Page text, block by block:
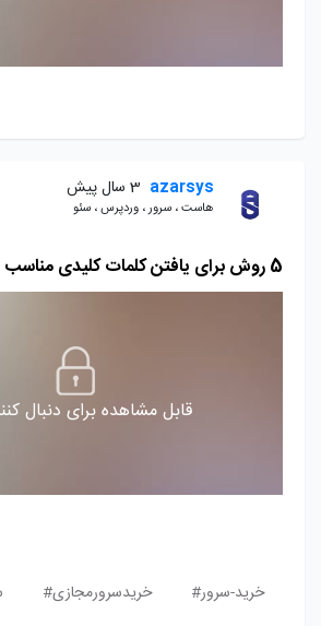
azarsys 3 سال پیش
هاست ، سرور ، وردپرس ، سئو
5 روش برای یافتن کلمات کلیدی مناسب برای کسب و کار
قابل مشاهده برای دنبال
خرید-سرور# خریدسرورمجازی#